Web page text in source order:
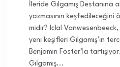
İleride Gılgamış Destanına
yazmasının keşfedileceğini
midir? Iclal
yeni keşifleri Gılgamış’ın
Benjamin Foster’la
Gılgamış...